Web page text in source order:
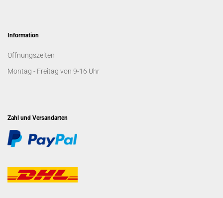
Information
Öffnungszeiten
Montag - Freitag von 9-16 Uhr
Zahl und Versandarten